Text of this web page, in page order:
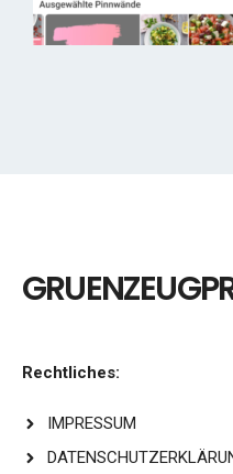
Rechtliches:
IMPRESSUM